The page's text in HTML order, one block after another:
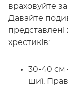
враховуйте
Давайте
хрестиків:
30-40 см
шиї.